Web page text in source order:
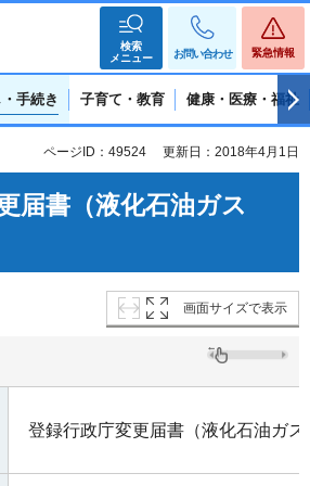
検索
メニュー
お問い合わせ 緊急情報
手続き 子育て・教育 健康・医療・福祉
ページID：49524 更新日：2018年4月1日
届書（液化石油ガス
画面サイズで表示
登録行政庁変更届書（液化石油ガス